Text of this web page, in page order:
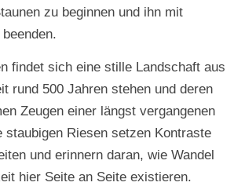
zu beginnen und ihn mit
findet sich eine stille Landschaft aus
rund 500 Jahren stehen und deren
Zeugen einer längst vergangenen
staubigen Riesen setzen Kontraste
und erinnern daran, wie Wandel
hier Seite an Seite existieren.